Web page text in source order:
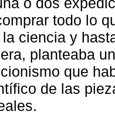
todo lo
ciencia y
planteaba
que
de las